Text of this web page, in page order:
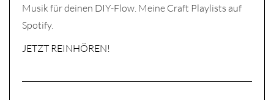
Musik für deinen DIY-Flow. Meine Craft Playlists auf
Spotify.
JETZT REINHÖREN!